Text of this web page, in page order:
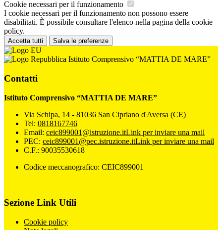
Cookie necessari per il funzionamento
I cookie necessari per il funzionamento non possono essere
disabilitati. È possibile consultare l'elenco nella pagina della cookie
policy.
Accetta tutti Salva le preferenze
Istituto Comprensivo “MATTIA DE MARE”
Contatti
Istituto Comprensivo “MATTIA DE MARE”
Via Schipa, 14 - 81036 San Cipriano d'Aversa (CE)
Tel: 0818167746
Email: ceic899001@istruzione.itLink per inviare una mail
PEC: ceic899001@pec.istruzione.itLink per inviare una mail
C.F.: 90035530618
Codice meccanografico: CEIC899001
Sezione Link Utili
Cookie policy